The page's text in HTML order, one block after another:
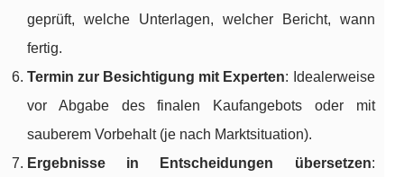
geprüft, welche Unterlagen, welcher Bericht, wann
fertig.
Termin zur Besichtigung mit Experten: Idealerweise
vor Abgabe des finalen Kaufangebots oder mit
sauberem Vorbehalt (je nach Marktsituation).
Ergebnisse in Entscheidungen übersetzen: